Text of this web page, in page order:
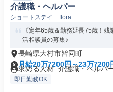
介護職・ヘルパー
ショートステイ flora
《定年65歳＆勤務延長75歳！
活相談員の募集♪
長崎県大村市皆同町
月給20万7200円～23万7200
求める人材: 介護職・ヘルパ
即日勤務OK